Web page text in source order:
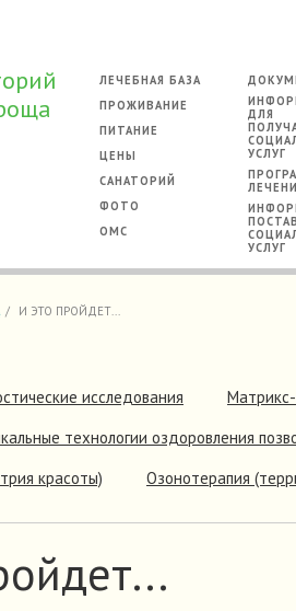
ЛЕЧЕБНАЯ БАЗА
ПРОЖИВАНИЕ
ПИТАНИЕ
ЦЕНЫ
САНАТОРИЙ
ФОТО
ОМС
ДЛЯ
УСЛУГ
УСЛУГ
И ЭТО ПРОЙДЕТ...
исследования
технологии оздоровления
красоты)
Озонотерапия